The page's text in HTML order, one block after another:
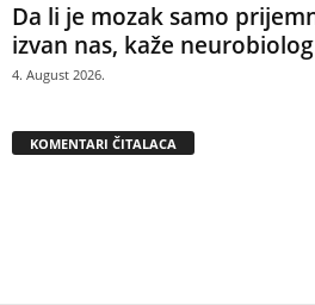
Da li je mozak samo
izvan nas, kaže neurobiolog
4. August 2026.
KOMENTARI ČITALACA